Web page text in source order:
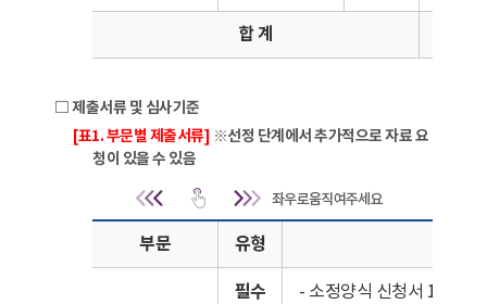
합 계
□ 제출서류 및 심사기준
[표1. 부문별 제출서류] ※선정 단계에서 추가적으로 자료 요
청이 있을 수 있음
제출서류 및 심사기준 | [표1. 부문별
부문 유형
필수 - 소정양식 신청서 1부